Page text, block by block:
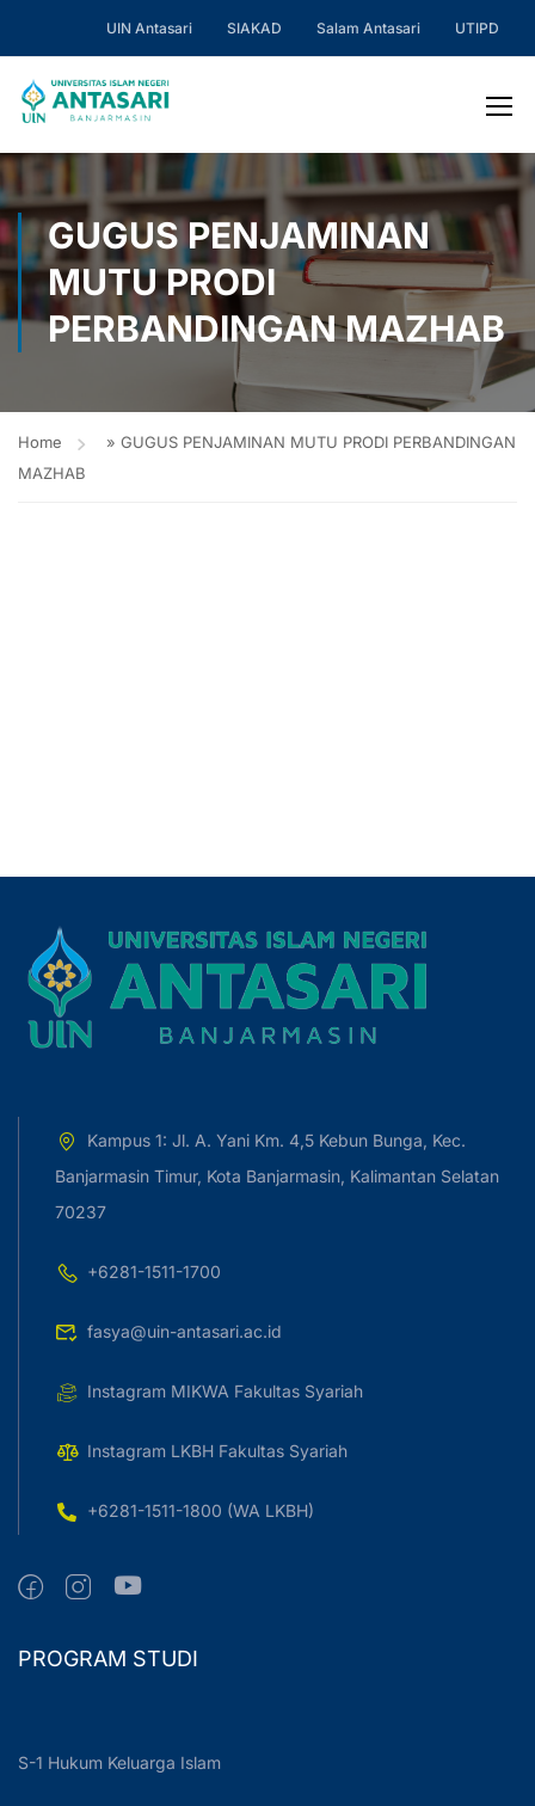
UIN Antasari SIAKAD Salam Antasari UTIPD
GUGUS PENJAMINAN
MUTU PRODI
PERBANDINGAN MAZHAB
Home » GUGUS PENJAMINAN MUTU PRODI PERBANDINGAN
MAZHAB
Kampus 1: Jl. A. Yani Km. 4,5 Kebun Bunga, Kec.
Banjarmasin Timur, Kota Banjarmasin, Kalimantan Selatan
70237
+6281-1511-1700
fasya@uin-antasari.ac.id
Instagram MIKWA Fakultas Syariah
Instagram LKBH Fakultas Syariah
+6281-1511-1800 (WA LKBH)
PROGRAM STUDI
S-1 Hukum Keluarga Islam